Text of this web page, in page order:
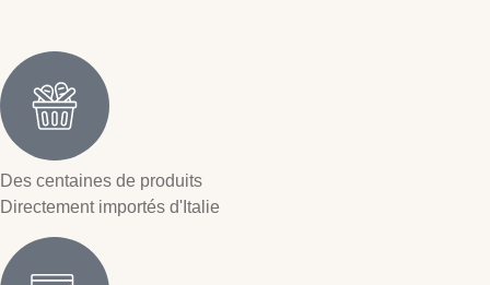
Des centaines de produits
Directement importés d'Italie